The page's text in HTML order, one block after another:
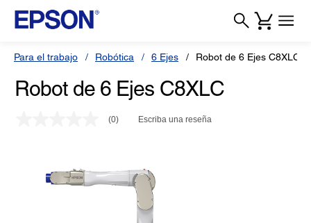
Para el trabajo Robótica 6 Ejes Robot de 6 Ejes C8XLC
Robot de 6 Ejes C8XLC
Sin
la
misma
página.
(0) Escriba una reseña